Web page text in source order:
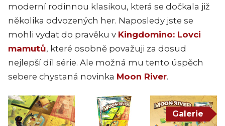
moderní rodinnou klasikou, která se dočkala již
několika odvozených her. Naposledy jste se
mohli vydat do pravěku v Kingdomino: Lovci
mamutů, které osobně považuji za dosud
nejlepší díl série. Ale možná mu tento úspěch
sebere chystaná novinka Moon River.
Galerie